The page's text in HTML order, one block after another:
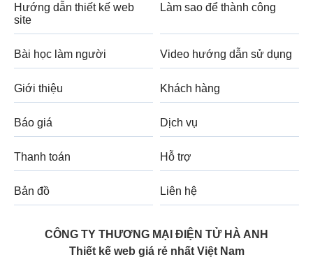
Hướng dẫn thiết kế web
site
Làm sao để thành công
Bài học làm người Video hướng dẫn sử dụng
Giới thiệu Khách hàng
Báo giá Dịch vụ
Thanh toán Hỗ trợ
Bản đồ Liên hệ
CÔNG TY THƯƠNG MẠI ĐIỆN TỬ HÀ ANH
Thiết kế web giá rẻ nhất Việt Nam